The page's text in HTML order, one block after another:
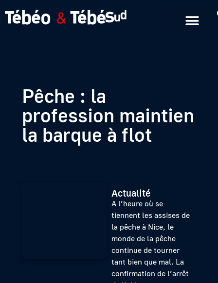
Pêche : la
profession maintien
la barque à flot
Actualité
A l’heure où se
tiennent les assises de
la pêche à Nice, le
monde de la pêche
continue de tourner
tant bien que mal. La
confirmation de l’arrêt